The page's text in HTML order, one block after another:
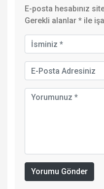
E-posta hesabınız
Gerekli alanlar * ile
Yorumu Gönder